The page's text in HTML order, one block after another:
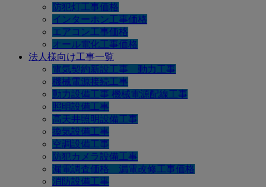
防犯灯工事価格
インターホン工事価格
エアコン工事価格
オール電化工事価格
法人様向け工事一覧
電気契約新設工事 動力工事
機械電源接続工事
動力設備工事 機械電源配線工事
照明設備工事
高天井照明設備工事
換気設備工事
空調設備工事
防犯カメラ設備工事
漏電調査価格 漏電改修工事価格
消防設備工事